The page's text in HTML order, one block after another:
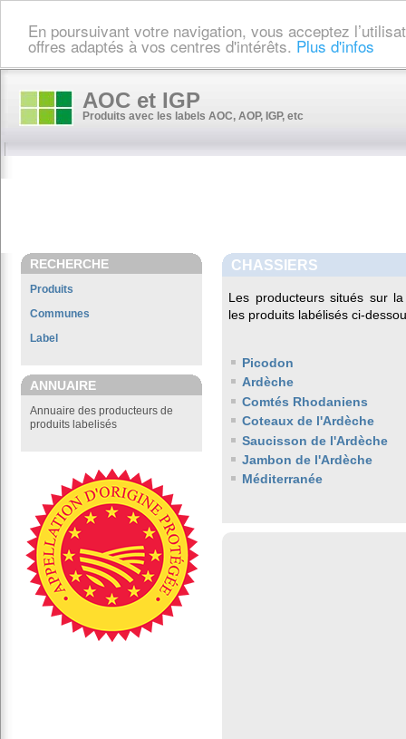
En poursuivant votre navigation, vous acceptez
offres adaptés à vos centres d'intérêts. Plus d'infos
AOC et IGP
Produits avec les labels AOC, AOP, IGP, etc
RECHERCHE
Produits
Communes
Label
ANNUAIRE
Annuaire des producteurs de
produits labelisés
CHASSIERS
Les producteurs situés sur
les produits labélisés ci-
Picodon
Ardèche
Comtés Rhodaniens
Coteaux de l'Ardèche
Saucisson de l'Ardèche
Jambon de l'Ardèche
Méditerranée